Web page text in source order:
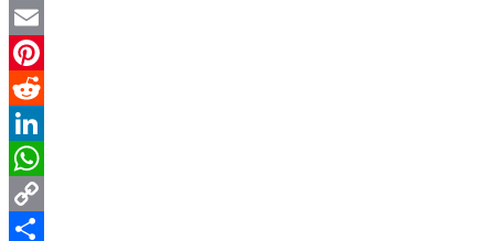
Twitter
Email
Pinterest
Reddit
LinkedIn
WhatsApp
Copy